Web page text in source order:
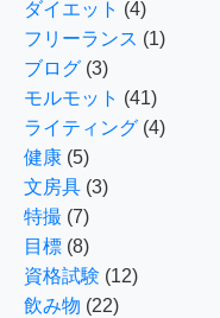
ダイエット (4)
フリーランス (1)
ブログ (3)
モルモット (41)
ライティング (4)
健康 (5)
文房具 (3)
特撮 (7)
目標 (8)
資格試験 (12)
飲み物 (22)